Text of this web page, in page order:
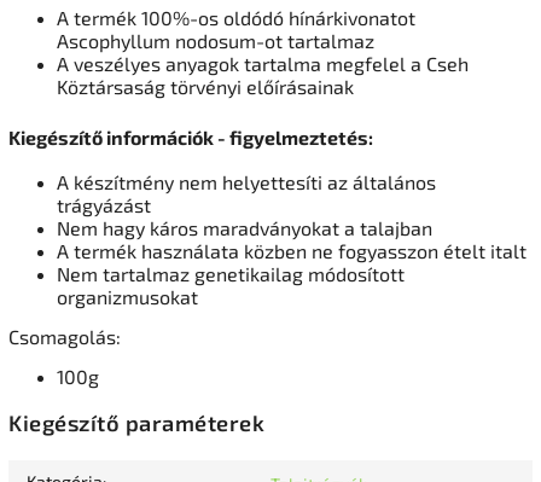
A termék 100%-os oldódó hínárkivonatot
Ascophyllum nodosum-ot tartalmaz
A veszélyes anyagok tartalma megfelel a Cseh
Köztársaság törvényi előírásainak
Kiegészítő információk - figyelmeztetés:
A készítmény nem helyettesíti az általános
trágyázást
Nem hagy káros maradványokat a talajban
A termék használata közben ne fogyasszon ételt italt
Nem tartalmaz genetikailag módosított
organizmusokat
Csomagolás:
100g
Kiegészítő paraméterek